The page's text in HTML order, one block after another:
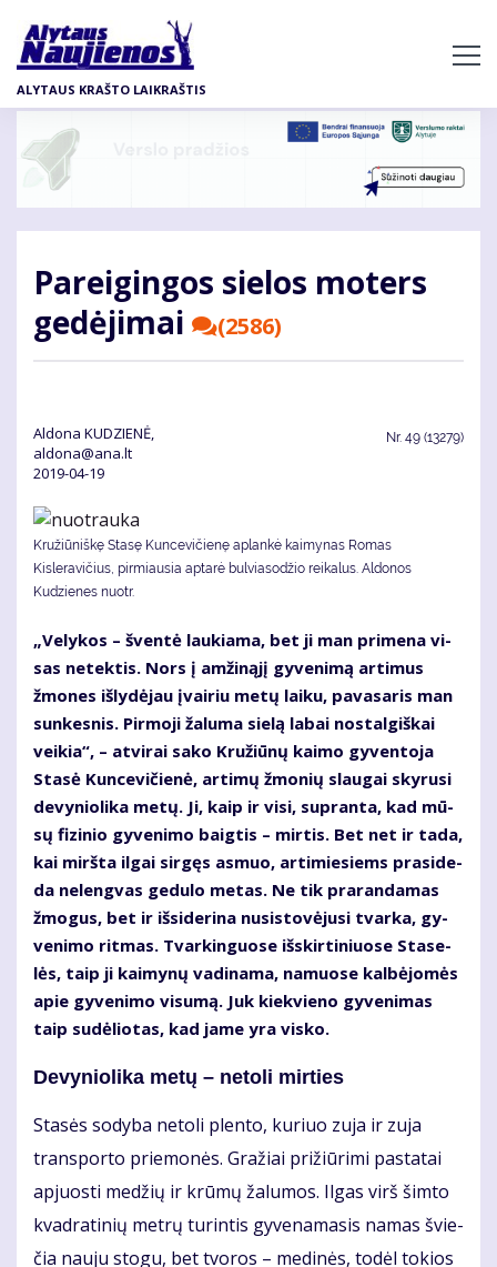
pagrindinį
turinį
ALYTAUS KRAŠTO LAIKRAŠTIS
Pa­rei­gin­gos sie­los mo­ters
ge­dė­ji­mai
(2586)
Aldona KUDZIENĖ,
aldona@ana.lt
2019-04-19
Nr. 49 (13279)
Kružiūniškę Stasę Kuncevičienę aplankė kaimynas Romas
Kisleravičius, pirmiausia aptarė bulviasodžio reikalus. Aldonos
Kudzienes nuotr.
„Ve­ly­kos – šven­tė lau­kia­ma, bet ji man pri­me­na vi­
sas ne­tek­tis. Nors į am­ži­ną­jį gy­ve­ni­mą ar­ti­mus
žmo­nes iš­ly­dė­jau įvai­riu me­tų lai­ku, pa­va­sa­ris man
sun­kes­nis. Pir­mo­ji ža­lu­ma sie­lą la­bai nos­tal­giš­kai
vei­kia“, – at­vi­rai sa­ko Kru­žiū­nų kai­mo gy­ven­to­ja
Sta­sė Kun­ce­vi­čie­nė, ar­ti­mų žmo­nių slau­gai sky­ru­si
de­vy­nio­li­ka me­tų. Ji, kaip ir vi­si, su­pran­ta, kad mū­
sų fi­zi­nio gy­ve­ni­mo baig­tis – mir­tis. Bet net ir ta­da,
kai mirš­ta il­gai sir­gęs as­muo, ar­ti­mie­siems pra­si­de­
da ne­leng­vas ge­du­lo me­tas. Ne tik pra­ran­da­mas
žmo­gus, bet ir iš­si­de­ri­na nu­si­sto­vė­ju­si tvar­ka, gy­
ve­ni­mo rit­mas. Tvar­kin­guo­se iš­skir­ti­niuo­se Sta­se­
lės, taip ji kai­my­nų va­di­na­ma, na­muo­se kal­bė­jo­mės
apie gy­ve­ni­mo vi­su­mą. Juk kiek­vie­no gy­ve­ni­mas
taip su­dė­lio­tas, kad ja­me yra vis­ko.
De­vy­nio­li­ka me­tų – ne­to­li mir­ties
Sta­sės so­dy­ba ne­to­li plen­to, ku­riuo zu­ja ir zu­ja
trans­por­to prie­mo­nės. Gra­žiai pri­žiū­ri­mi pa­sta­tai
ap­juos­ti me­džių ir krū­mų ža­lu­mos. Il­gas virš šim­to
kvad­ra­ti­nių met­rų tu­rin­tis gy­ve­na­ma­sis na­mas švie­
čia nau­ju sto­gu, bet tvo­ros – me­di­nės, to­dėl to­kios